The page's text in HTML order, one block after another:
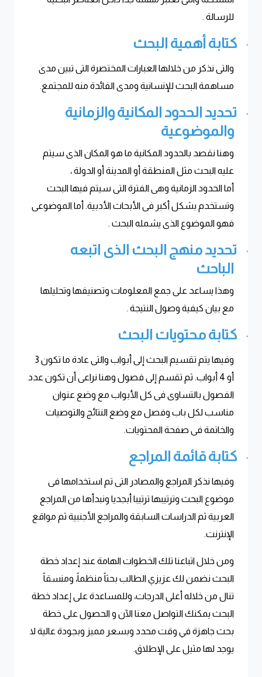
للرسالة .
· كتابة أهمية البحث
والتى نذكر من خلالها العبارات المختصرة التى تبين مدى
مساهمة البحث للإنسانية ومدى الفائدة منه للمجتمع.
·
تحديد الحدود المكانية والزمانية
والموضوعية
وهنا نقصد بالحدود المكانية ما هو المكان الذى سيتم
عليه البحث مثل المنطقة أو المدينة أو الدولة ،
أما الحدود الزمانية وهى الفترة التى سيتم فيها البحث
وتستخدم بشكل أكبر فى الأبحاث الأدبية. أما الموضوعى
فهو الموضوع الذى يشمله البحث .
·
تحديد منهج البحث الذى اتبعه
الباحث
وهذا يساعد على جمع المعلومات وتصنيفها وتحليلها
مع بيان كيفية وصول النتيجة .
· كتابة محتويات البحث
وفيها يتم تقسيم البحث إلى أبواب والتى عادة ما تكون 3
أو 4 أبواب. ثم تقسم إلى فصول وهنا نراعى أن تكون عدد
الفصول بالتساوى فى كل الأبواب مع وضع عنوان
مناسب لكل باب وفصل مع وضع النتائج والتوصيات
والخاتمة فى صفحة المحتويات.
· كتابة قائمة المراجع
وفيها نذكر المراجع والمصادر التى تم استخدامها فى
موضوع البحث وترتيبها ترتيبا أبجديا ونبدأها من المراجع
العربية ثم الدراسات السابقة والمراجع الأجنبية ثم مواقع
الإنترنت.
ومن خلال اتباعنا تلك الخطوات الهامة عند إعداد خطة
البحث نضمن لك عزيزي الطالب بحثاً منظماً، ومنسقاً
تنال من خلاله أعلى الدرجات، وللمساعدة على إعداد خطة
البحث يمكنك التواصل معنا الآن و الحصول على خطة
بحث جاهزة في وقت محدد وبسعر مميز وبجودة عالية لا
يوجد لها مثيل على الإطلاق.